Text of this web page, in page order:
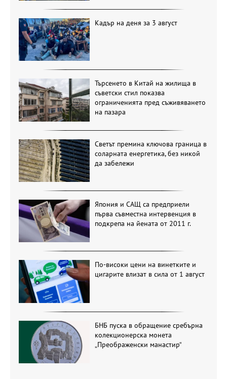
Кадър на деня за 3 август
Търсенето в Китай на жилища в
съветски стил показва
ограниченията пред съживяването
на пазара
Светът премина ключова граница в
соларната енергетика, без никой
да забележи
Япония и САЩ са предприели
първа съвместна интервенция в
подкрепа на йената от 2011 г.
По-високи цени на винетките и
цигарите влизат в сила от 1 август
БНБ пуска в обращение сребърна
колекционерска монета
„Преображенски манастир“